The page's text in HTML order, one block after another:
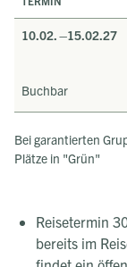
10.02. –15.02.27
Buchbar
Bei garantierten
Plätze in "Grün"
Reisetermin
bereits im